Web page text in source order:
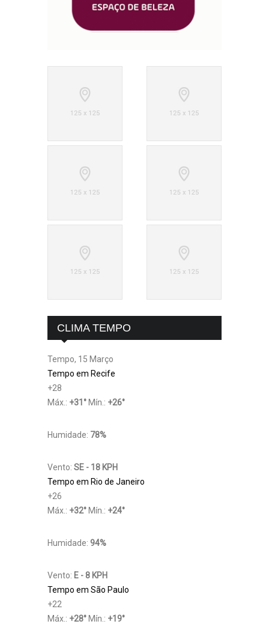
CLIMA TEMPO
Tempo, 15 Março
Tempo em Recife
+28
Máx.: +31 ° Mín.: +26°
Humidade: 78%
Vento: SE - 18 KPH
Tempo em Rio de Janeiro
+26
Máx.: +32° Mín.: +24°
Humidade: 94%
Vento: E - 8 KPH
Tempo em São Paulo
+22
Máx.: +28° Mín.: +19°